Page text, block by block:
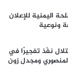
اليمنية للإعلان
ونوعية
نفّذ تفجيرًا في
ومجدل زون